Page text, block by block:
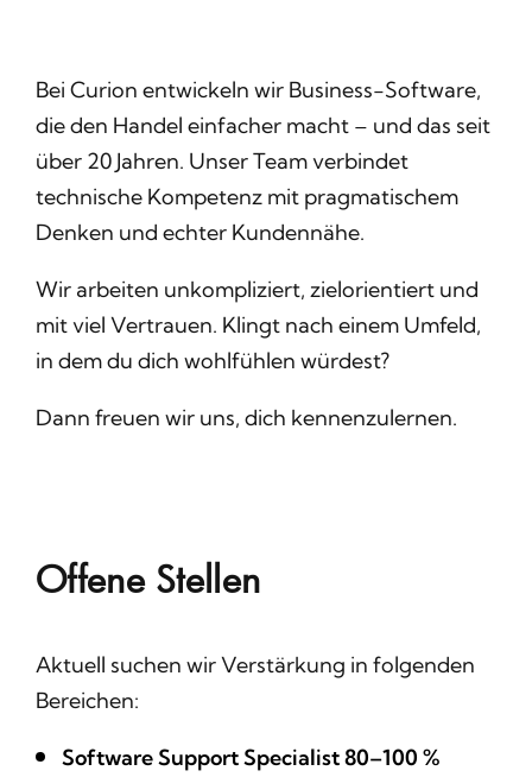
Bei Curion entwickeln wir Business-Software,
die den Handel einfacher macht – und das seit
über 20 Jahren. Unser Team verbindet
technische Kompetenz mit pragmatischem
Denken und echter Kundennähe.
Wir arbeiten unkompliziert, zielorientiert und
mit viel Vertrauen. Klingt nach einem Umfeld,
in dem du dich wohlfühlen würdest?
Dann freuen wir uns, dich kennenzulernen.
Offene Stellen
Aktuell suchen wir Verstärkung in folgenden
Bereichen:
Software Support Specialist 80–100 %